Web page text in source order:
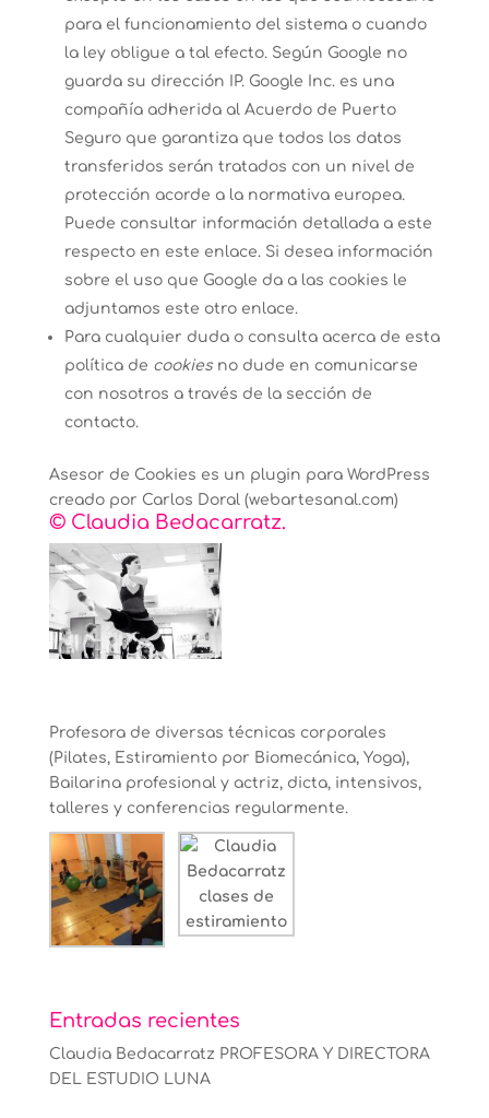
para el funcionamiento del sistema o cuando
la ley obligue a tal efecto. Según Google no
guarda su dirección IP. Google Inc. es una
compañía adherida al Acuerdo de Puerto
Seguro que garantiza que todos los datos
transferidos serán tratados con un nivel de
protección acorde a la normativa europea.
Puede consultar información detallada a este
respecto en este enlace. Si desea información
sobre el uso que Google da a las cookies le
adjuntamos este otro enlace.
Para cualquier duda o consulta acerca de esta
política de cookiesno dude en comunicarse
con nosotros a través de la sección de
contacto.
Asesor de Cookies es un plugin para WordPress
creado por Carlos Doral (webartesanal.com)
© Claudia Bedacarratz.
Profesora de diversas técnicas corporales
(Pilates, Estiramiento por Biomecánica, Yoga),
Bailarina profesional y actriz, dicta, intensivos,
talleres y conferencias regularmente.
Entradas recientes
Claudia Bedacarratz PROFESORA Y DIRECTORA
DEL ESTUDIO LUNA